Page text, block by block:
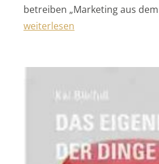
betreiben „Marketing aus
„„Strategisches
weiterlesen